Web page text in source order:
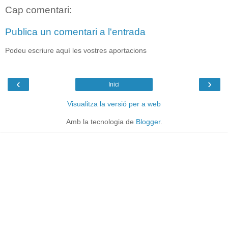
Cap comentari:
Publica un comentari a l'entrada
Podeu escriure aquí les vostres aportacions
‹ ›
Inici
Visualitza la versió per a web
Amb la tecnologia de Blogger.